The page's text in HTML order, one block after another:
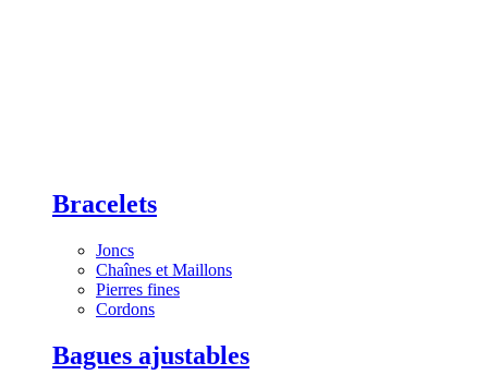
Bracelets
Joncs
Chaînes et Maillons
Pierres fines
Cordons
Bagues ajustables